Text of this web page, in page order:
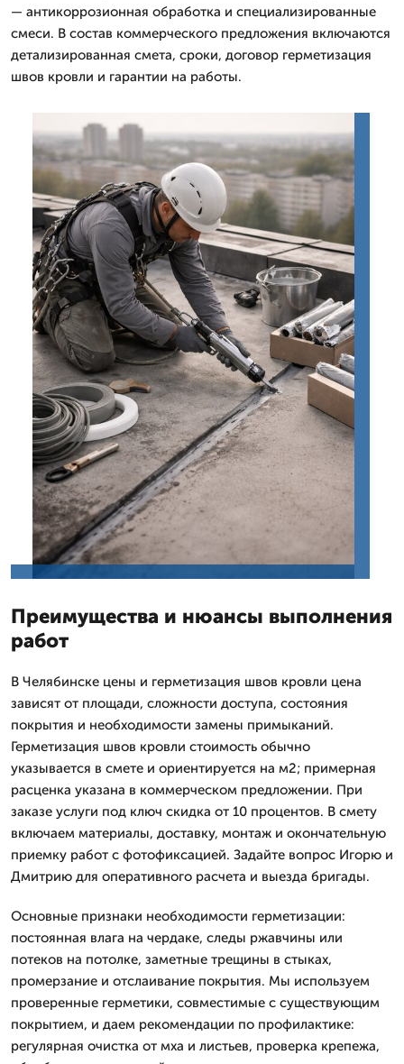
— антикоррозионная обработка и специализированные
смеси. В состав коммерческого предложения включаются
детализированная смета, сроки, договор герметизация
швов кровли и гарантии на работы.
Преимущества и нюансы выполнения
работ
В Челябинске цены и герметизация швов кровли цена
зависят от площади, сложности доступа, состояния
покрытия и необходимости замены примыканий.
Герметизация швов кровли стоимость обычно
указывается в смете и ориентируется на м2; примерная
расценка указана в коммерческом предложении. При
заказе услуги под ключ скидка от 10 процентов. В смету
включаем материалы, доставку, монтаж и окончательную
приемку работ с фотофиксацией. Задайте вопрос Игорю и
Дмитрию для оперативного расчета и выезда бригады.
Основные признаки необходимости герметизации:
постоянная влага на чердаке, следы ржавчины или
потеков на потолке, заметные трещины в стыках,
промерзание и отслаивание покрытия. Мы используем
проверенные герметики, совместимые с существующим
покрытием, и даем рекомендации по профилактике:
регулярная очистка от мха и листьев, проверка крепежа,